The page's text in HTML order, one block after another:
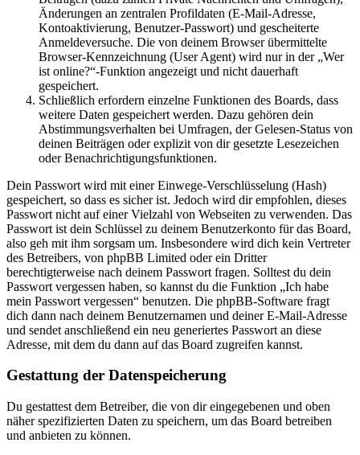
Änderungen an zentralen Profildaten (E-Mail-Adresse,
Kontoaktivierung, Benutzer-Passwort) und gescheiterte
Anmeldeversuche. Die von deinem Browser übermittelte
Browser-Kennzeichnung (User Agent) wird nur in der „Wer
ist online?“-Funktion angezeigt und nicht dauerhaft
gespeichert.
Schließlich erfordern einzelne Funktionen des Boards, dass
weitere Daten gespeichert werden. Dazu gehören dein
Abstimmungsverhalten bei Umfragen, der Gelesen-Status von
deinen Beiträgen oder explizit von dir gesetzte Lesezeichen
oder Benachrichtigungsfunktionen.
Dein Passwort wird mit einer Einwege-Verschlüsselung (Hash)
gespeichert, so dass es sicher ist. Jedoch wird dir empfohlen, dieses
Passwort nicht auf einer Vielzahl von Webseiten zu verwenden. Das
Passwort ist dein Schlüssel zu deinem Benutzerkonto für das Board,
also geh mit ihm sorgsam um. Insbesondere wird dich kein Vertreter
des Betreibers, von phpBB Limited oder ein Dritter
berechtigterweise nach deinem Passwort fragen. Solltest du dein
Passwort vergessen haben, so kannst du die Funktion „Ich habe
mein Passwort vergessen“ benutzen. Die phpBB-Software fragt
dich dann nach deinem Benutzernamen und deiner E-Mail-Adresse
und sendet anschließend ein neu generiertes Passwort an diese
Adresse, mit dem du dann auf das Board zugreifen kannst.
Gestattung der Datenspeicherung
Du gestattest dem Betreiber, die von dir eingegebenen und oben
näher spezifizierten Daten zu speichern, um das Board betreiben
und anbieten zu können.